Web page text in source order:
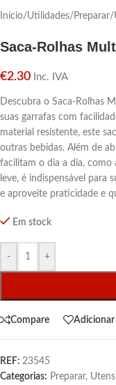
Início/Utilidades/ Preparar/
Saca-Rolhas
€2.30 Inc. IVA
Descubra o Saca-Rolhas
suas garrafas com
material resistente, este
outras bebidas. Além de
facilitam o dia a dia, como
leve, é indispensável para
e aproveite praticidade e
Em stock
- +
Compare Adicionar
REF: 23545
Categorias: Preparar,